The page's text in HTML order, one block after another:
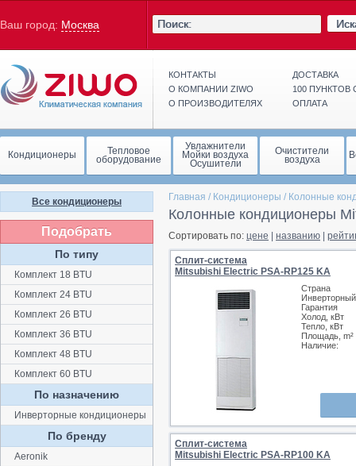
Ваш город: Москва
КОНТАКТЫ
О КОМПАНИИ ZIWO
О ПРОИЗВОДИТЕЛЯХ
ДОСТАВКА
100
ОПЛАТА
Кондиционеры Тепловое
оборудование
Увлажнители
Мойки воздуха
Осушители
Очистители
воздуха
Главная / Кондиционеры / Колонные
Колонные кондиционеры
Сортировать по: цене названию
Сплит-система
Mitsubishi Electric PSA-RP125 KA
Страна
Инверторный
Гарантия
Холод, кВт
Тепло, кВт
Площадь, m²
Наличие:
Сплит-система
Mitsubishi Electric PSA-RP100 KA
Все кондиционеры
Подобрать
По типу
Комплект 18 BTU
Комплект 24 BTU
Комплект 26 BTU
Комплект 36 BTU
Комплект 48 BTU
Комплект 60 BTU
По назначению
Инверторные кондиционеры
По бренду
Aeronik